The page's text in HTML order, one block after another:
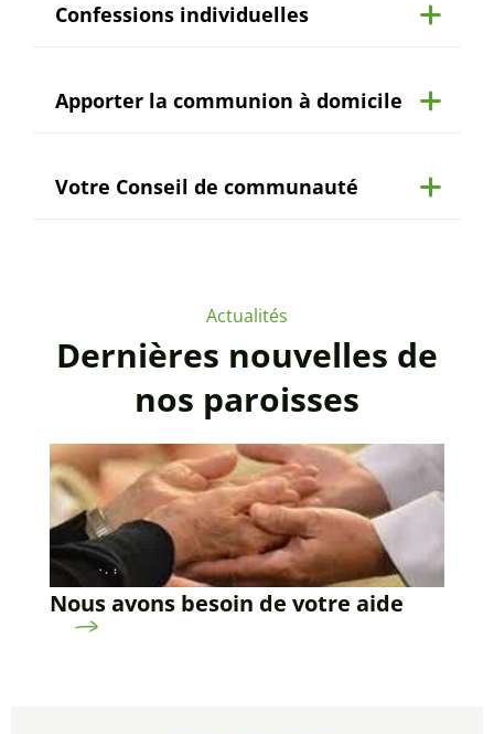
Confessions individuelles
Apporter la communion à domicile
Votre Conseil de communauté
Actualités
Dernières nouvelles de
nos paroisses
Nous avons besoin de votre aide